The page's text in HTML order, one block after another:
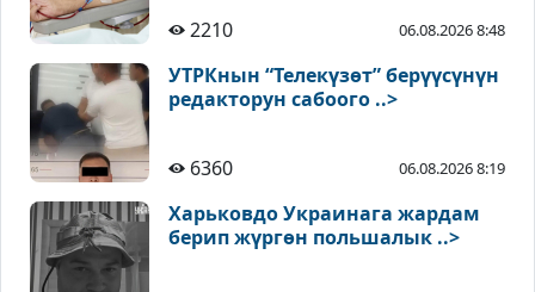
2210
06.08.2026 8:48
УТРКнын “Телекүзөт” берүүсүнүн
редакторун сабоого ..>
6360 06.08.2026 8:19
Харьковдо Украинага жардам
берип жүргөн польшалык ..>